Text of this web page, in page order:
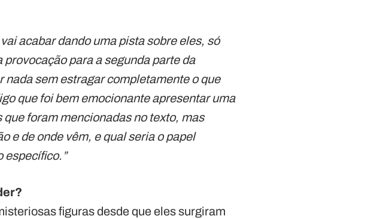
acabar dando uma pista sobre eles, só
para a segunda parte da
nada sem estragar completamente o que
que foi bem emocionante apresentar uma
foram mencionadas no texto, mas
e de onde vêm, e qual seria o papel
específico.”
figuras desde que eles surgiram